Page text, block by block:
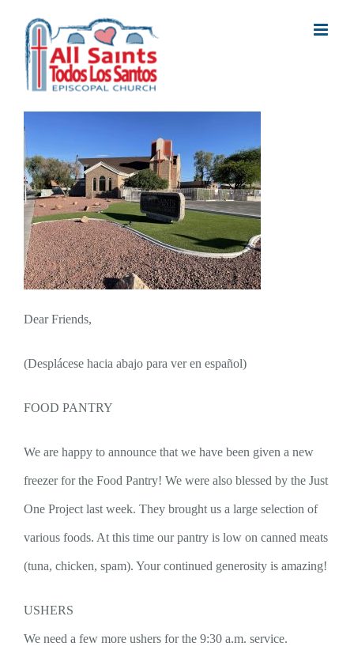
content
Dear Friends,
(Desplácese hacia abajo para ver en español)
FOOD PANTRY
We are happy to announce that we have been given a new
freezer for the Food Pantry! We were also blessed by the Just
One Project last week. They brought us a large selection of
various foods. At this time our pantry is low on canned meats
(tuna, chicken, spam). Your continued generosity is amazing!
USHERS
We need a few more ushers for the 9:30 a.m. service.